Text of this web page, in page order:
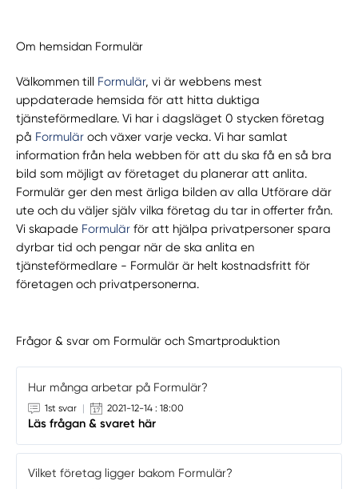
Om hemsidan Formulär
Välkommen till Formulär, vi är webbens mest
uppdaterade hemsida för att hitta duktiga
tjänsteförmedlare. Vi har i dagsläget 0 stycken företag
på Formulär och växer varje vecka. Vi har samlat
information från hela webben för att du ska få en så bra
bild som möjligt av företaget du planerar att anlita.
Formulär ger den mest ärliga bilden av alla Utförare där
ute och du väljer själv vilka företag du tar in offerter från.
Vi skapade Formulär för att hjälpa privatpersoner spara
dyrbar tid och pengar när de ska anlita en
tjänsteförmedlare - Formulär är helt kostnadsfritt för
företagen och privatpersonerna.
Frågor & svar om Formulär och Smartproduktion
Hur många arbetar på Formulär?
1st svar 2021-12-14 : 18:00
Läs frågan & svaret här
Vilket företag ligger bakom Formulär?